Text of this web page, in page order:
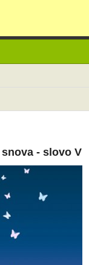
- slovo V